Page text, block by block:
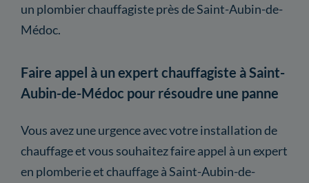
un plombier chauffagiste près de Saint-Aubin-de-
Médoc.
Faire appel à un expert chauffagiste à Saint-
Aubin-de-Médoc pour résoudre une panne
Vous avez une urgence avec votre installation de
chauffage et vous souhaitez faire appel à un expert
en plomberie et chauffage à Saint-Aubin-de-